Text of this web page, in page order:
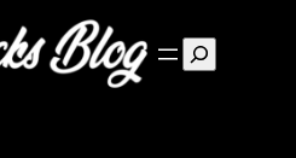
Suchen